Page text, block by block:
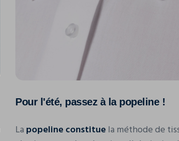
Pour l'été, passez à la popeline !
La popeline constituela méthode de